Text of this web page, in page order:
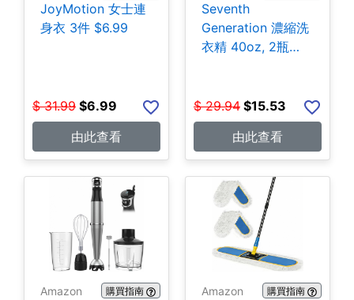
JoyMotion 女士連
身衣 3件 $6.99
$ 31.99 $6.99
由此查看
Seventh
Generation 濃縮洗
衣精 40oz, 2瓶
$ 29.94 $15.53
由此查看
Amazon 購買指南 Amazon 購買指南